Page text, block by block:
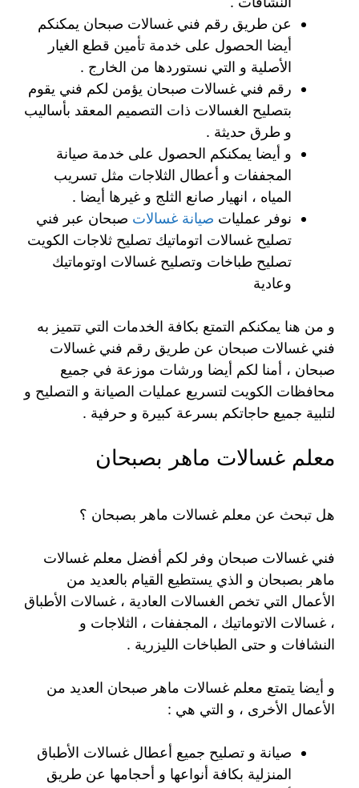
عن طريق رقم فني غسالات صبحان يمكنكم
أيضا الحصول على خدمة تأمين قطع الغيار
الأصلية و التي نستوردها من الخارج .
رقم فني غسالات صبحان يؤمن لكم فني يقوم
بتصليح الغسالات ذات التصميم المعقد بأساليب
و طرق حديثة .
و أيضا يمكنكم الحصول على خدمة صيانة
المجففات و أعطال الثلاجات مثل تسريب
المياه ، انهيار صانع الثلج و غيرها أيضا .
نوفر عمليات صيانة غسالات صبحان عبر فني
تصليح غسالات اتوماتيك تصليح ثلاجات الكويت
تصليح طباخات وتصليح غسالات اوتوماتيك
وعادية
و من هنا يمكنكم التمتع بكافة الخدمات التي تتميز به
فني غسالات صبحان عن طريق رقم فني غسالات
صبحان ، أمنا لكم أيضا ورشات موزعة في جميع
محافظات الكويت لتسريع عمليات الصيانة و التصليح و
لتلبية جميع حاجاتكم بسرعة كبيرة و حرفية .
معلم غسالات ماهر بصبحان
هل تبحث عن معلم غسالات ماهر بصبحان ؟
فني غسالات صبحان وفر لكم أفضل معلم غسالات
ماهر بصبحان و الذي يستطيع القيام بالعديد من
الأعمال التي تخص الغسالات العادية ، غسالات الأطباق
، غسالات الاتوماتيك ، المجففات ، الثلاجات و
النشافات و حتى الطباخات الليزرية .
و أيضا يتمتع معلم غسالات ماهر صبحان العديد من
الأعمال الأخرى ، و التي هي :
صيانة و تصليح جميع أعطال غسالات الأطباق
المنزلية بكافة أنواعها و أحجامها عن طريق